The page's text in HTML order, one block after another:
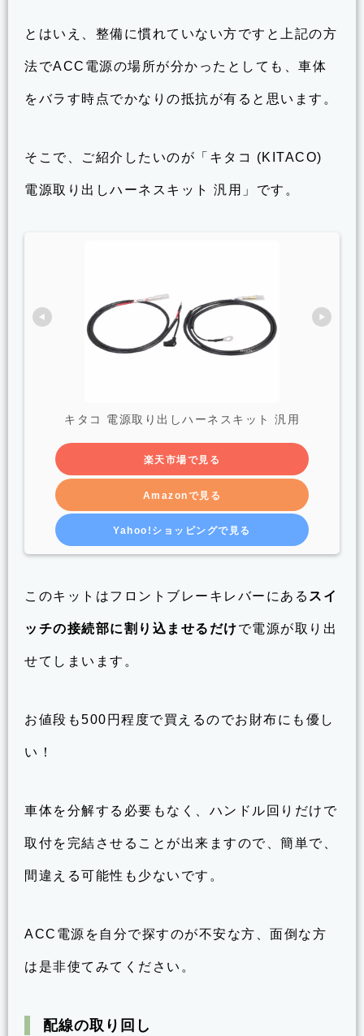
とはいえ、整備に慣れていない方ですと上記の方
法でACC電源の場所が分かったとしても、車体
をバラす時点でかなりの抵抗が有ると思います。
そこで、ご紹介したいのが「キタコ (KITACO)
電源取り出しハーネスキット 汎用」です。
キタコ 電源取り出しハーネスキット 汎用
楽天市場で見る
Amazonで見る
Yahoo!ショッピングで見る
このキットはフロントブレーキレバーにある スイ
ッチの接続部に割り込ませるだけで電源が取り出
せてしまいます。
お値段も500円程度で買えるのでお財布にも優し
い！
車体を分解する必要もなく、ハンドル回りだけで
取付を完結させることが出来ますので、簡単で、
間違える可能性も少ないです。
ACC電源を自分で探すのが不安な方、面倒な方
は是非使てみてください。
配線の取り回し